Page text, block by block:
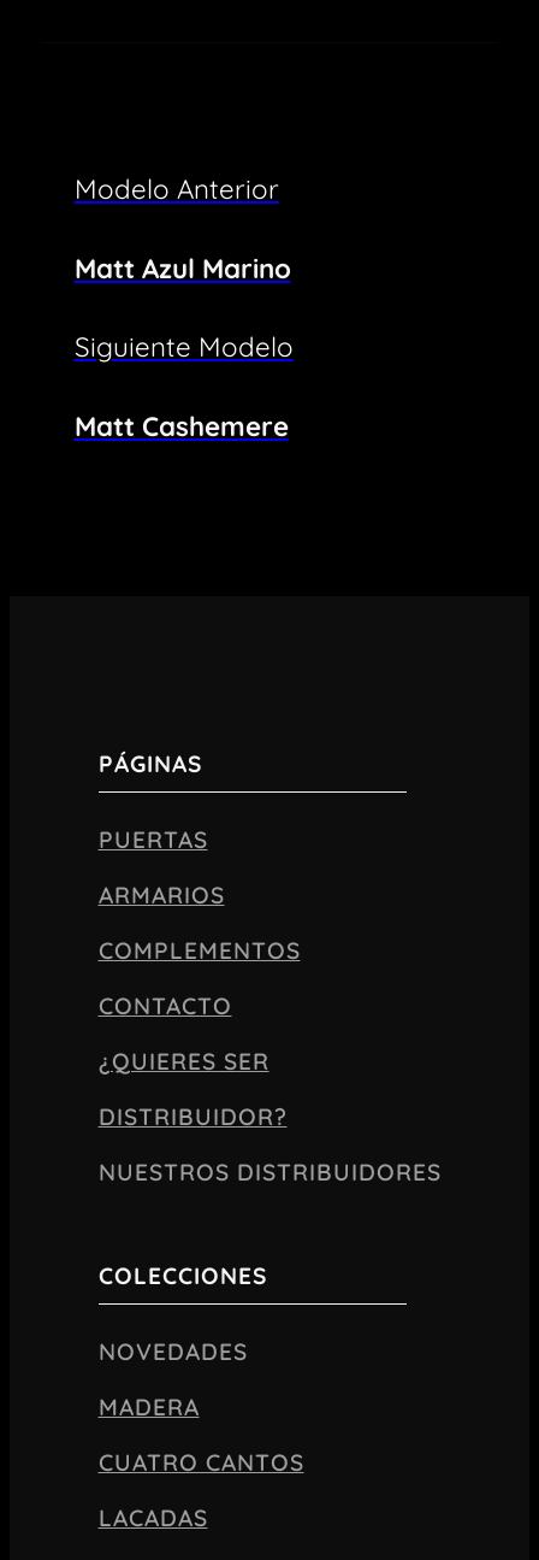
Modelo Anterior
Matt Azul Marino
Siguiente Modelo
Matt Cashemere
PÁGINAS
PUERTAS
ARMARIOS
COMPLEMENTOS
CONTACTO
¿QUIERES SER
DISTRIBUIDOR?
NUESTROS DISTRIBUIDORES
COLECCIONES
NOVEDADES
MADERA
CUATRO CANTOS
LACADAS